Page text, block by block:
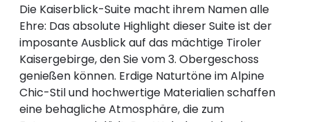
Die Kaiserblick-Suite macht ihrem Namen alle
Ehre: Das absolute Highlight dieser Suite ist der
imposante Ausblick auf das mächtige Tiroler
Kaisergebirge, den Sie vom 3. Obergeschoss
genießen können. Erdige Naturtöne im Alpine
Chic-Stil und hochwertige Materialien schaffen
eine behagliche Atmosphäre, die zum